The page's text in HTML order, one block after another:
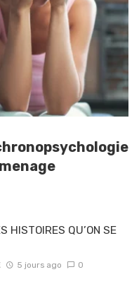
HISTOIRES QU’ON SE
5 jours ago 0